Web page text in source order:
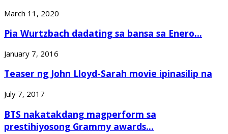
March 11, 2020
Pia Wurtzbach dadating sa bansa sa Enero...
January 7, 2016
Teaser ng John Lloyd-Sarah movie ipinasilip na
July 7, 2017
BTS nakatakdang magperform sa
prestihiyosong Grammy awards...